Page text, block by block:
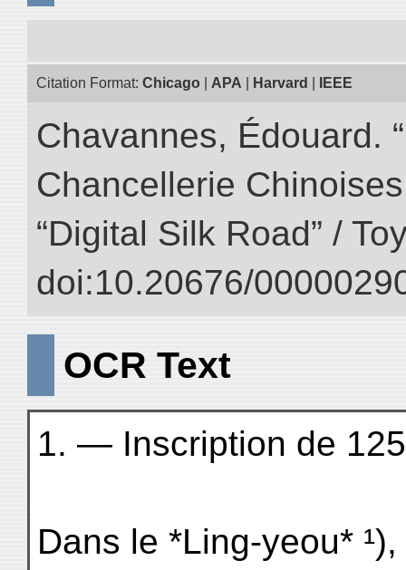
Citation Format: Chicago APA Harvard IEEE
Chavannes, Édouard.
Chancellerie
“Digital Silk Road” /
doi:10.20676/
OCR Text
1. — Inscription de
Dans le *Ling-yeou*